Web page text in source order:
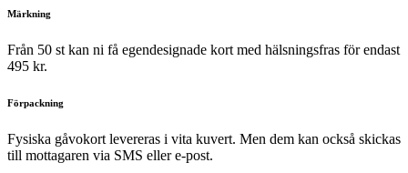
Märkning
Från 50 st kan ni få egendesignade kort med hälsningsfras för endast
495 kr.
Förpackning
Fysiska gåvokort levereras i vita kuvert. Men dem kan också skickas
till mottagaren via SMS eller e-post.